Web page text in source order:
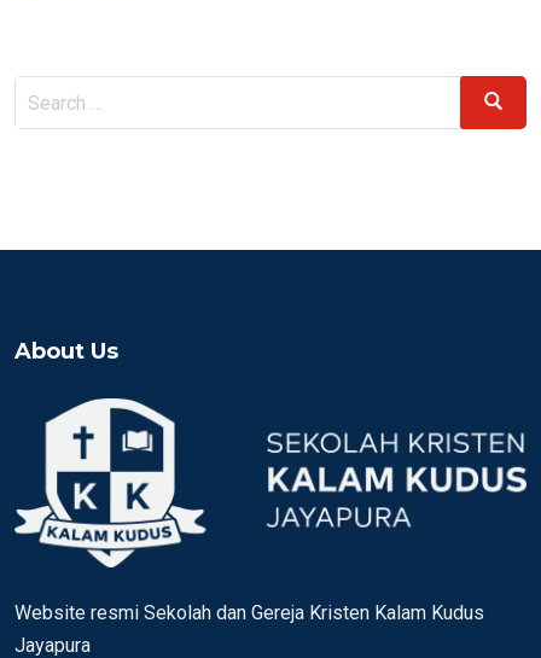
Search
for:
Search
About Us
Website resmi Sekolah dan Gereja Kristen Kalam Kudus
Jayapura